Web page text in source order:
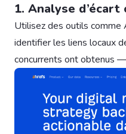
1. Analyse
Utilisez des outils comme
identifier les liens locaux
concurrents ont obtenus